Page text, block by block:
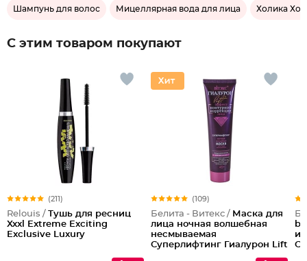
Шампунь для волос Мицеллярная вода для лица Холика
С этим товаром покупают
(211)
Relouis / Тушь для ресниц
Xxxl Extreme Exciting
Exclusive Luxury
(109)
Белита - Витекс / Маска для
лица ночная волшебная
несмываемая
Суперлифтинг Гиалурон Lift